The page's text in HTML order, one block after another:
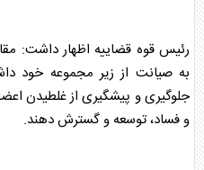
رئیسقوه قضاییهاظهار داشت:
به صیانت از زیر مجموعه خود
جلوگیری و پیشگیری از غلطیدن
و فساد، توسعه و گسترش دهند.